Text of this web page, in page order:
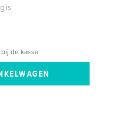
is
de kassa.